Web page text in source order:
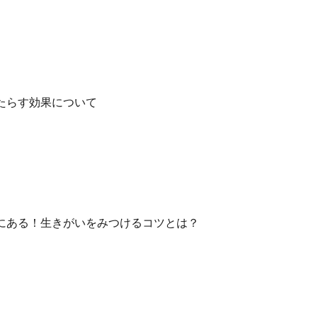
らす効果について
る！生きがいをみつけるコツとは？